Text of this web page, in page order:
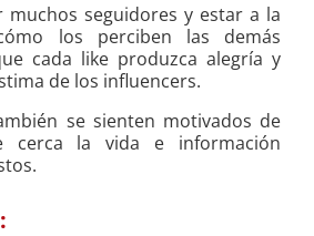
muchos seguidores y estar a la
los perciben las demás
cada like produzca alegría y
de los influencers.
se sienten motivados de
cerca la vida e información